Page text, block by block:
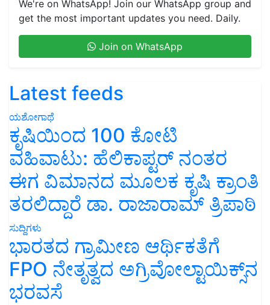
We're on WhatsApp! Join our WhatsApp group and
get the most important updates you need. Daily.
Join on WhatsApp
Latest feeds
ಯಶೋಗಾಥೆ
ಕೃಷಿಯಿಂದ 100 ಕೋಟಿ
ವಹಿವಾಟು: ಹೆಲಿಕಾಪ್ಟರ್ ನಂತರ
ಈಗ ವಿಮಾನದ ಮೂಲಕ ಕೃಷಿ ಕ್ರಾಂತಿ
ತರಲಿದ್ದಾರೆ ಡಾ. ರಾಜಾರಾಮ್ ತ್ರಿಪಾಠಿ
ಸುದ್ದಿಗಳು
ಭಾರತದ ಗ್ರಾಮೀಣ ಆರ್ಥಿಕತೆಗೆ
FPO ನೇತೃತ್ವದ ಅಗ್ರಿವೋಲ್ಟಾಯಿಕ್ಸ್‌ನ
ಭರವಸೆ